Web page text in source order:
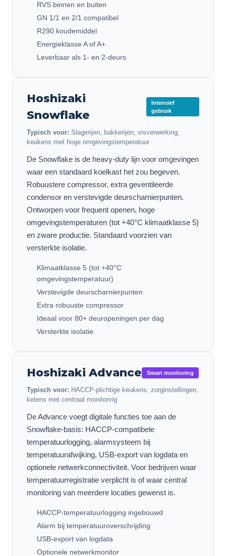
RVS binnen en buiten
GN 1/1 en 2/1 compatibel
R290 koudemiddel
Energieklasse A of A+
Leverbaar als 1- en 2-deurs
Hoshizaki
Snowflake
Intensief
gebruik
Typisch voor: Slagerijen, bakkerijen, visverwerking,
keukens met hoge omgevingstemperatuur
De Snowflake is de heavy-duty lijn voor omgevingen
waar een standaard koelkast het zou begeven.
Robuustere compressor, extra geventileerde
condensor en verstevigde deurscharnierpunten.
Ontworpen voor frequent openen, hoge
omgevingstemperaturen (tot +40°C klimaatklasse 5)
en zware productie. Standaard voorzien van
versterkte isolatie.
Klimaatklasse 5 (tot +40°C
omgevingstemperatuur)
Verstevigde deurscharnierpunten
Extra robuuste compressor
Ideaal voor 80+ deuropeningen per dag
Versterkte isolatie
HoshizakiAdvance Smart monitoring
Typisch voor: HACCP-plichtige keukens, zorginstellingen,
ketens met centraal monitoring
De Advance voegt digitale functies toe aan de
Snowflake-basis: HACCP-compatibele
temperatuurlogging, alarmsysteem bij
temperatuurafwijking, USB-export van logdata en
optionele netwerkconnectiviteit. Voor bedrijven waar
temperatuurregistratie verplicht is of waar central
monitoring van meerdere locaties gewenst is.
HACCP-temperatuurlogging ingebouwd
Alarm bij temperatuuroverschrijding
USB-export van logdata
Optionele netwerkmonitor